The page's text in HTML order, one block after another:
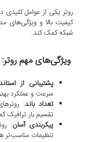
روتر یکی از عوامل
کیفیت بالا و
شبکه کمک کند.
ویژگی‌های مهم روتر:
پشتیبانی از
سرعت و عملکرد
تعداد باند:
تقسیم بار ترافیک
پیکربندی آسان:
تنظیمات مناسب‌تر